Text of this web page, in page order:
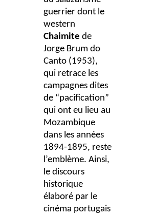
guerrier dont le
western
Chaimite de
Jorge Brum do
Canto (1953),
qui retrace les
campagnes dites
de “pacification”
qui ont eu lieu au
Mozambique
dans les années
1894-1895, reste
l’emblème. Ainsi,
le discours
historique
élaboré par le
cinéma portugais